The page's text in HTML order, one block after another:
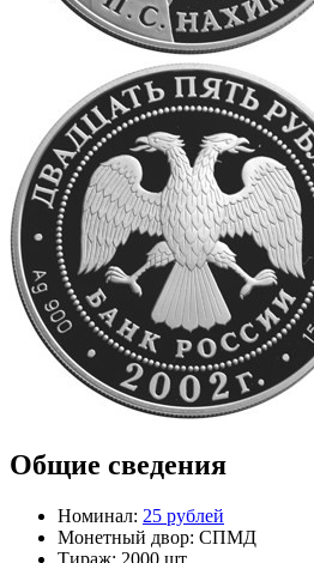
Общие сведения
Номинал: 25 рублей
Монетный двор: СПМД
Тираж: 2000 шт.